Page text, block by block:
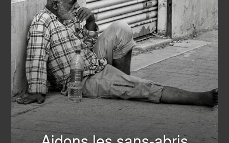
INSTAGRAM
NOTRE COMMUNAUTÉ
FACEBOOK